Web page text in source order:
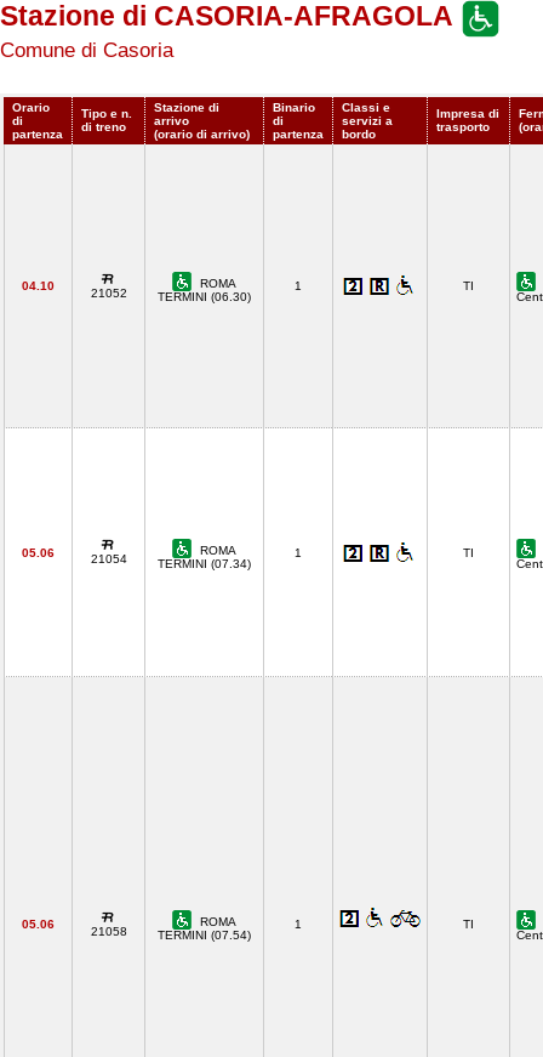
Stazione di CASORIA-AFRAGOLA
Comune di Casoria
Orario
di
partenza
Tipo e n.
di treno
Stazione di
arrivo
(orario di arrivo)
Binario
di
partenza
Classi e
servizi a
bordo
Impresa di
trasporto
04.10
21052
ROMA
TERMINI (06.30)
1 TI
05.06 21054
ROMA
TERMINI (07.34)
1 TI
05.06
21058
ROMA
TERMINI (07.54)
1 TI